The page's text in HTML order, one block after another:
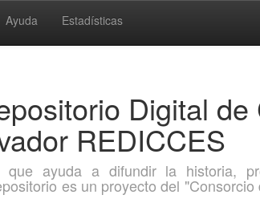
Ayuda Estadísticas
Digital de
REDICCES
que ayuda a difundir la historia,
es un proyecto del